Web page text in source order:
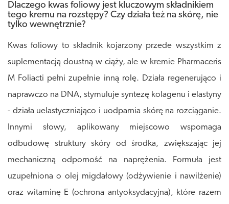
Dlaczego kwas foliowy jest kluczowym składnikiem
tego kremu na rozstępy? Czy działa też na skórę, nie
tylko wewnętrznie?
Kwas foliowy to składnik kojarzony przede wszystkim z
suplementacją doustną w ciąży, ale w kremie Pharmaceris
M Foliacti pełni zupełnie inną rolę. Działa regenerująco i
naprawczo na DNA, stymuluje syntezę kolagenu i elastyny
- działa uelastyczniająco i uodparnia skórę na rozciąganie.
Innymi słowy, aplikowany miejscowo wspomaga
odbudowę struktury skóry od środka, zwiększając jej
mechaniczną odporność na naprężenia. Formuła jest
uzupełniona o olej migdałowy (odżywienie i nawilżenie)
oraz witaminę E (ochrona antyoksydacyjna), które razem